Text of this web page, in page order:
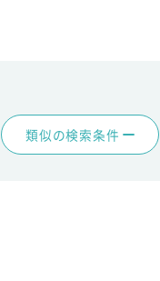
類似の検索条件